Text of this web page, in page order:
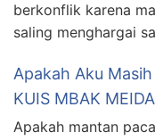
berkonflik karena
saling menghargai
Apakah Aku
KUIS MBAK MEIDA
Apakah mantan